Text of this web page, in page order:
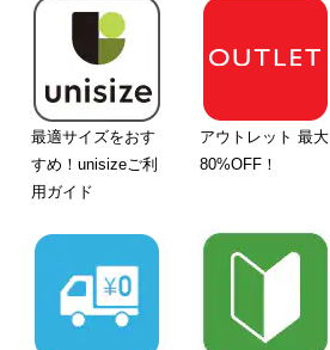
最適サイズをおす
すめ！unisizeご利
用ガイド
アウトレット 最大
80%OFF！